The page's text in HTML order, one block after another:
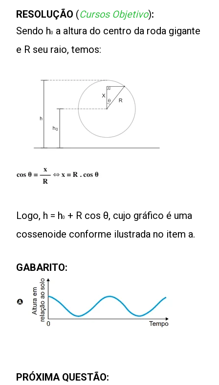
RESOLUÇÃO (Cursos Objetivo):
Sendo h0
a altura do centro da roda gigante
e R seu raio, temos:
Logo, h = h0
+ R cos θ, cujo gráfico é uma
cossenoide conforme ilustrada no item a.
GABARITO:
PRÓXIMA QUESTÃO: